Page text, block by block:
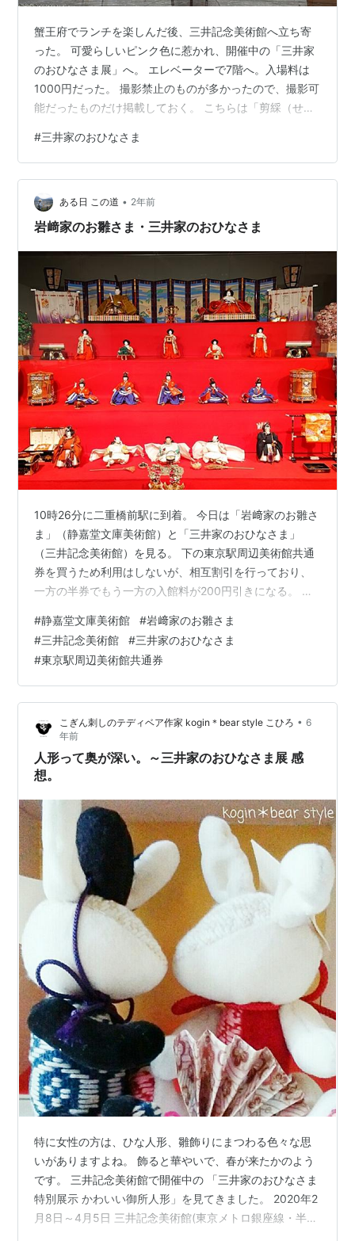
蟹王府でランチを楽しんだ後、三井記念美術館へ立ち寄
った。 可愛らしいピンク色に惹かれ、開催中の「三井家
のおひなさま展」へ。 エレベーターで7階へ。入場料は
1000円だった。 撮影禁止のものが多かったので、撮影可
能だったものだけ掲載しておく。 こちらは「剪綵（せん
郎左衛門雛」 京の人形師で幕府御用も勤めた雛屋次郎左
衛門が創始したようだ。 江戸後期に江戸で流行し、公家
や諸大名の雛人形の本流として尊重されたそうだ。 これ
今の時代でも十分いいと思う。奇麗な整った顔立ちのお
雛様より、個人的にはこういうのが好みだ。 江戸後期に
#三井家のおひなさま
ある日 この道 • 2年前
岩﨑家のお雛さま・三井家のおひなさま
10時26分に二重橋前駅に到着。 今日は「岩﨑家のお雛さ
ま」（静嘉堂文庫美術館）と「三井家のおひなさま」
（三井記念美術館）を見る。 下の東京駅周辺美術館共通
券を買うため利用はしないが、相互割引を行っており、
一方の半券でもう一方の入館料が200円引きになる。 東
ン美術館、出光美術館、三井記念美術館、東京ステーシ
ョンギャラリー、静嘉堂@丸の内の５館で利用できる共
通券で、1年間で各館の好きな展覧会を一つ選んで入館で
きる。11月23日に再開館する三菱一号館美術館の割引ク
ーポンつき。 静嘉堂文庫美術館「岩﨑家のお雛さま」 第
1 章 雛の世界 ─小…
#静嘉堂文庫美術館 #岩﨑家のお雛さま
#三井記念美術館 #三井家のおひなさま
#東京駅周辺美術館共通券
こぎん刺しのテディベア作家 kogin＊bear style こひろ • 6
年前
人形って奥が深い。～三井家のおひなさま展 感
想。
特に女性の方は、ひな人形、雛飾りにまつわる色々な思
いがありますよね。 飾ると華やいで、春が来たかのよう
です。 三井記念美術館で開催中の 「三井家のおひなさま
特別展示 かわいい御所人形」を見てきました。 2020年2
月8日～4月5日 三井記念美術館(東京メトロ銀座線・半蔵